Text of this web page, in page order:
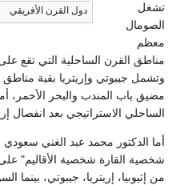
دول القرن الأفريقي
تشغل
الصومال
معظم
مناطق القرن الساحلية التي تقع
وتشمل جيبوتي وإريتريا بقية
مضيق باب المندب والبحر الأحمر،
الساحلي الاستراتيجي بعد انفصال
أما الدكتور محمد عبد الغني
شخصية القارة شخصية الأقاليم"
من إثيوبيا، إريتريا، جيبوتي،